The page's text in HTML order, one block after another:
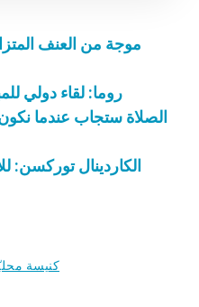
موجة من العنف
روما: لقاء دولي
الصلاة ستجاب عندما
الكاردينال توركسن:
كنيسة